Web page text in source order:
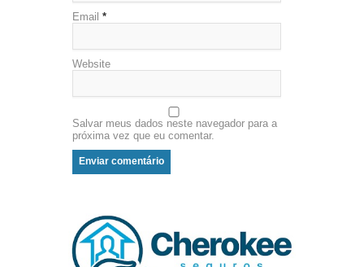
Email *
Website
Salvar meus dados neste navegador para a
próxima vez que eu comentar.